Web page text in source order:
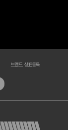
브랜드 상표등록